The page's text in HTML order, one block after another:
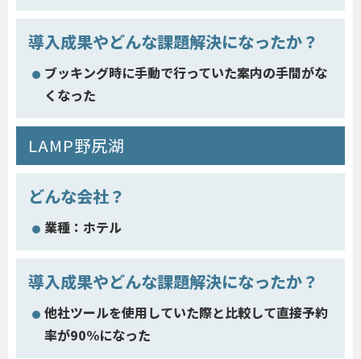
導入成果やどんな課題解決になったか？
ブッキング時に手動で行っていた案内の手間がな
くなった
LAMP野尻湖
どんな会社？
業種：ホテル
導入成果やどんな課題解決になったか？
他社ツールを使用していた際と比較して直接予約
率が90%になった